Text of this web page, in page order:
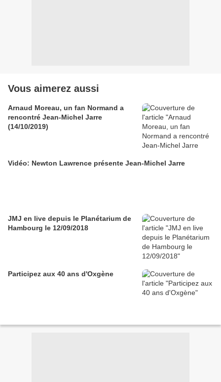
Vous aimerez aussi
Arnaud Moreau, un fan Normand a
rencontré Jean-Michel Jarre
(14/10/2019)
Vidéo: Newton Lawrence présente Jean-Michel Jarre
JMJ en live depuis le Planétarium de
Hambourg le 12/09/2018
Participez aux 40 ans d'Oxgène